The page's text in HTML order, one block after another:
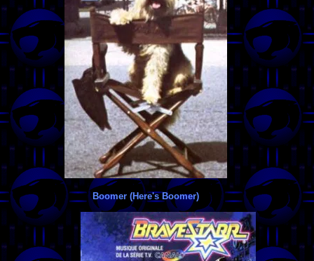
Boomer (Here's Boomer)